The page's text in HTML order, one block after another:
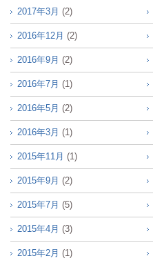
2017年3月 (2)
2016年12月 (2)
2016年9月 (2)
2016年7月 (1)
2016年5月 (2)
2016年3月 (1)
2015年11月 (1)
2015年9月 (2)
2015年7月 (5)
2015年4月 (3)
2015年2月 (1)